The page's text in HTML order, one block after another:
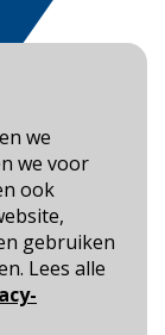
we
we voor
ook
gebruiken
Lees alle